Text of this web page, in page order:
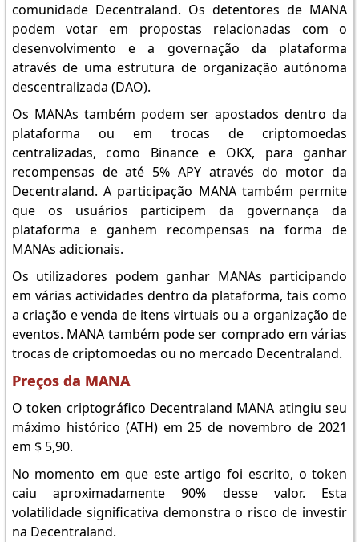
comunidade Decentraland. Os detentores de MANA
podem votar em propostas relacionadas com o
desenvolvimento e a governação da plataforma
através de uma estrutura de organização autónoma
descentralizada (DAO).
Os MANAs também podem ser apostados dentro da
plataforma ou em trocas de criptomoedas
centralizadas, como Binance e OKX, para ganhar
recompensas de até 5% APY através do motor da
Decentraland. A participação MANA também permite
que os usuários participem da governança da
plataforma e ganhem recompensas na forma de
MANAs adicionais.
Os utilizadores podem ganhar MANAs participando
em várias actividades dentro da plataforma, tais como
a criação e venda de itens virtuais ou a organização de
eventos. MANA também pode ser comprado em várias
trocas de criptomoedas ou no mercado Decentraland.
Preços da MANA
O token criptográfico Decentraland MANA atingiu seu
máximo histórico (ATH) em 25 de novembro de 2021
em $ 5,90.
No momento em que este artigo foi escrito, o token
caiu aproximadamente 90% desse valor. Esta
volatilidade significativa demonstra o risco de investir
na Decentraland.